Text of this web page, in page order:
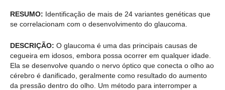
RESUMO: Identificação de mais de 24 variantes genéticas que
se correlacionam com o desenvolvimento do glaucoma.
DESCRIÇÃO: O glaucoma é uma das principais causas de
cegueira em idosos, embora possa ocorrer em qualquer idade.
Ela se desenvolve quando o nervo óptico que conecta o olho ao
cérebro é danificado, geralmente como resultado do aumento
da pressão dentro do olho. Um método para interromper a